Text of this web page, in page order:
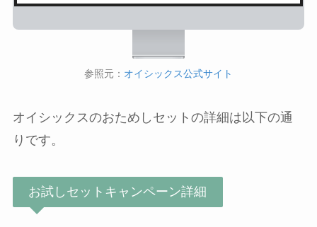
参照元： オイシックス公式サイト
オイシックスのおためしセットの詳細は以下の通
りです。
お試しセットキャンペーン詳細